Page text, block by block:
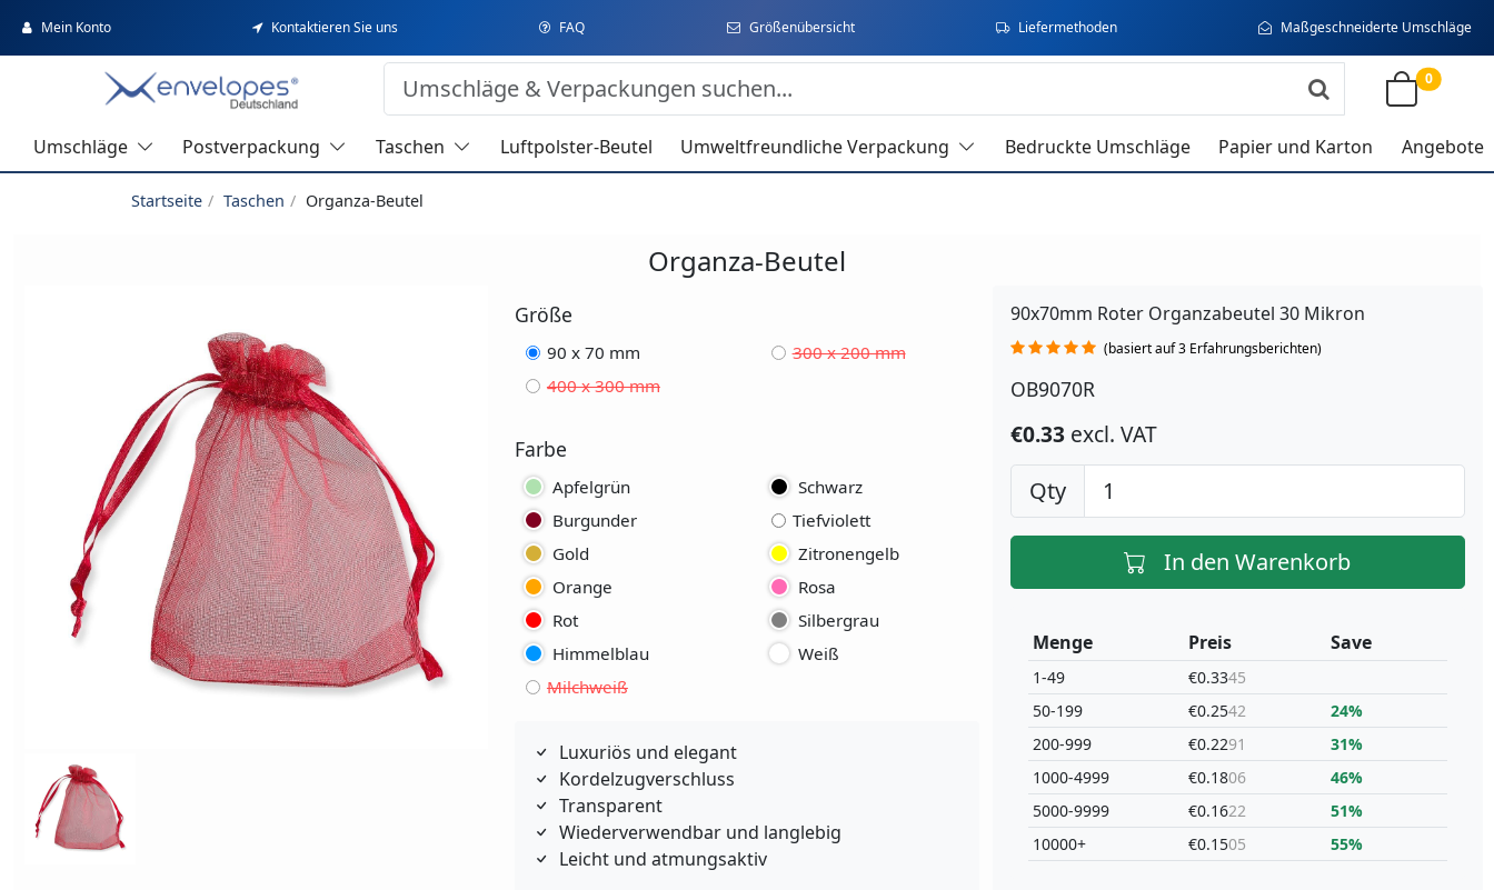
Mein Konto Kontaktieren Sie uns FAQ Größenübersicht Liefermethoden Maßgeschneiderte Umschläge
0
Umschläge Postverpackung Taschen Luftpolster-Beutel Umweltfreundliche Verpackung Bedruckte Umschläge Papier und Karton Angebote
Startseite Taschen Organza-Beutel
Organza-Beutel
Größe
90 x 70 mm
300 x 200 mm
400 x 300 mm
Farbe
Apfelgrün
Schwarz
Burgunder
Tiefviolett
Gold
Zitronengelb
Orange
Rosa
Rot
Silbergrau
Himmelblau
Weiß
Milchweiß
Luxuriös und elegant
Kordelzugverschluss
Transparent
Wiederverwendbar und langlebig
Leicht und atmungsaktiv
90x70mm Roter Organzabeutel 30 Mikron
(basiert auf 3 Erfahrungsberichten)
OB9070R
€0.33 excl. VAT
Qty
In den Warenkorb
Menge
1-49
50-199
200-999
1000-4999
5000-9999
10000+
Preis
€0.3345
€0.2542
€0.2291
€0.1806
€0.1622
€0.1505
Save
24%
31%
46%
51%
55%